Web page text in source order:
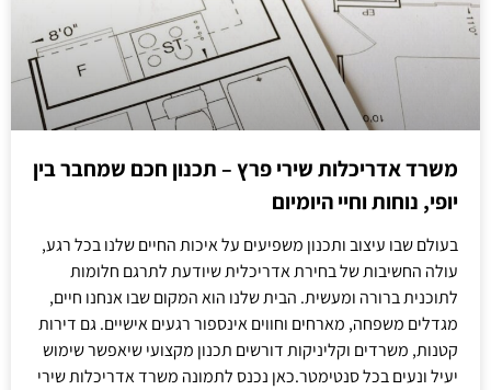
משרד אדריכלות שירי פרץ – תכנון חכם שמחבר בין
יופי, נוחות וחיי היומיום
בעולם שבו עיצוב ותכנון משפיעים על איכות החיים שלנו בכל רגע,
עולה החשיבות של בחירת אדריכלית שיודעת לתרגם חלומות
לתוכנית ברורה ומעשית. הבית שלנו הוא המקום שבו אנחנו חיים,
מגדלים משפחה, מארחים וחווים אינספור רגעים אישיים. גם דירות
קטנות, משרדים וקליניקות דורשים תכנון מקצועי שיאפשר שימוש
יעיל ונעים בכל סנטימטר.כאן נכנס לתמונה משרד אדריכלות שירי